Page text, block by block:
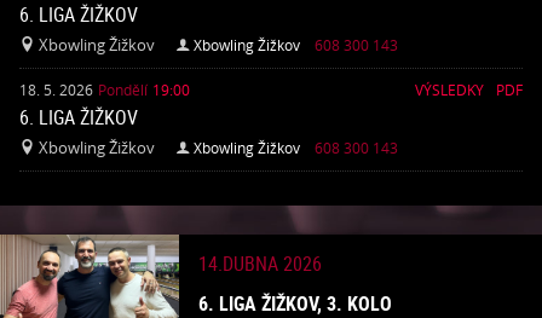
6. LIGA ŽIŽKOV
 Xbowling Žižkov  Xbowling Žižkov 608 300 143
18. 5. 2026 Pondělí 19:00
6. LIGA ŽIŽKOV
 Xbowling Žižkov  Xbowling Žižkov 608 300 143
VÝSLEDKY PDF
6. LIGA ŽIŽKOV, 3. KOLO
14.DUBNA 2026